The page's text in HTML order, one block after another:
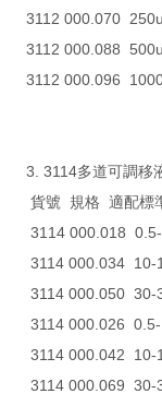
3112 000.070
3112 000.088
3112 000.096
3. 3114多道可調移
貨號 規格 適配標
3114 000.018
3114 000.034
3114 000.050
3114 000.026
3114 000.042
3114 000.069